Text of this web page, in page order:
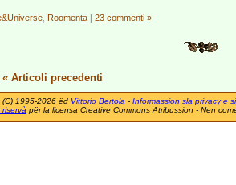
Roomenta | 23 commenti »
« Articoli precedenti
(C) 1995-2026 ëd Vittorio Bertola - Informassion sla privacy e
për la licensa Creative Commons Atribussion - Nen